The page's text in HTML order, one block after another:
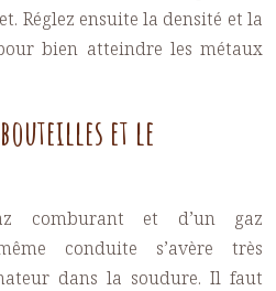
Réglez ensuite la densité et la
bien atteindre les métaux
et le
comburant et d’un gaz
conduite s’avère très
dans la soudure. Il faut